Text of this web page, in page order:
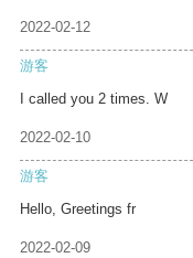
2022-02-12
游客
I called you 2 times. W
2022-02-10
游客
Hello, Greetings fr
2022-02-09